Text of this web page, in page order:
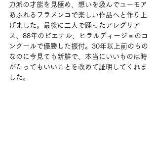
力派の才能を見極め、想いを汲んでユーモア
あふれるフラメンコで楽しい作品へと作り上
げました。最後に二人で踊ったアレグリア
ス、88年のビエナル、ヒラルディージョのコ
ンクールで優勝した振付。30年以上前のもの
なのに今見ても新鮮で、本当にいいものは時
がたってもいいことを改めて証明してくれま
した。